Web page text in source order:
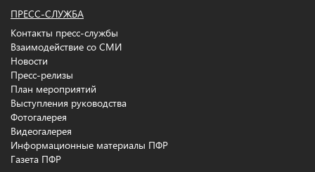
ПРЕСС-СЛУЖБА
Контакты пресс-службы
Взаимодействие со СМИ
Новости
Пресс-релизы
План мероприятий
Выступления руководства
Фотогалерея
Видеогалерея
Информационные материалы ПФР
Газета ПФР